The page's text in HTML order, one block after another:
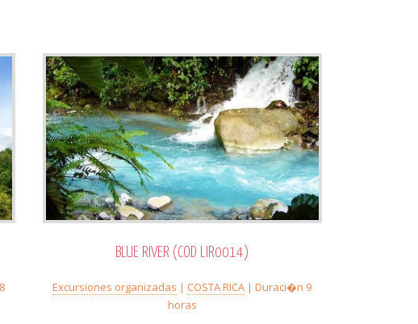
BLUE RIVER (COD LIR0014)
Excursiones organizadas | COSTA RICA | Duraci�n 9
horas